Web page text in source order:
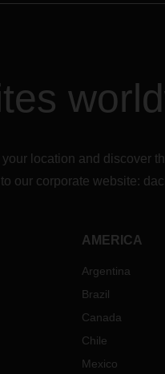
location and discover
our corporate website:
AMERICA
Argentina
Brazil
Canada
Chile
Mexico